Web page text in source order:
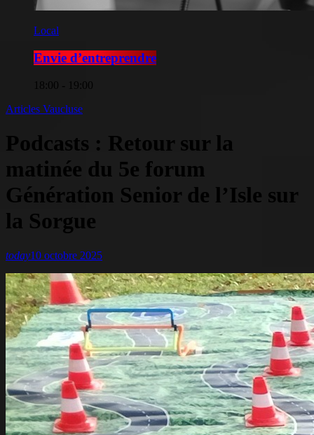
Local
Envie d’entreprendre
18:00 - 19:00
Articles Vaucluse
Podcasts : Retour sur la
matinée du 5e forum
Génération Senior de l’Isle sur
la Sorgue
today10 octobre 2025